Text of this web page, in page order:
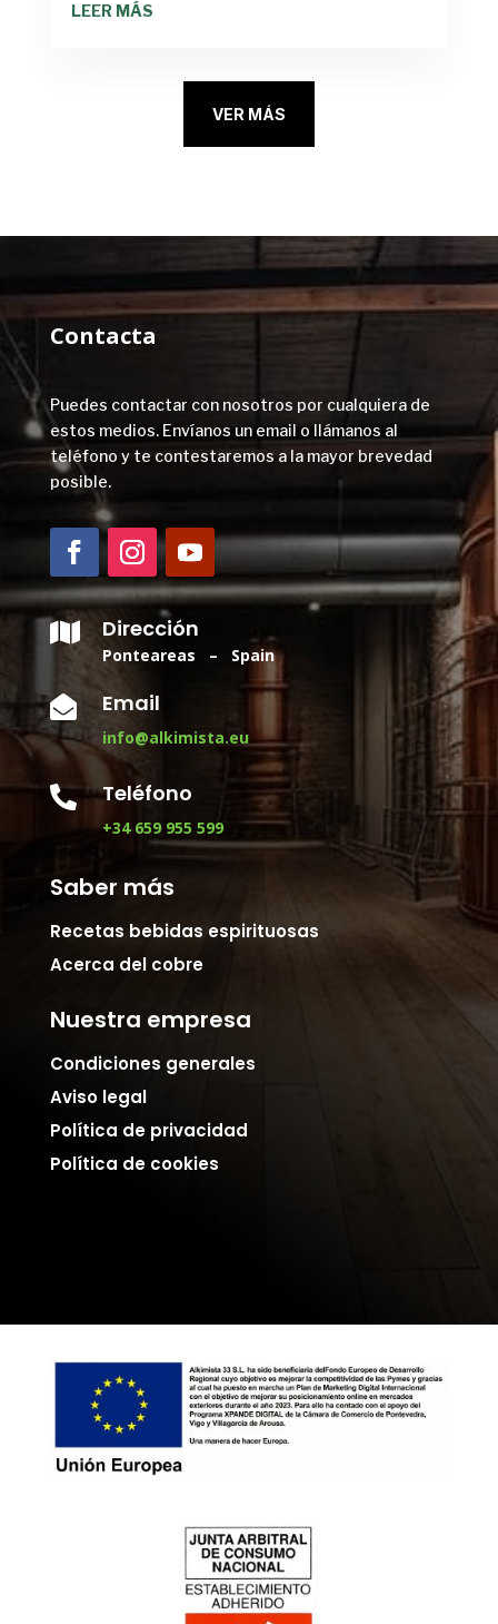
LEER MÁS
VER MÁS
Contacta
Puedes contactar con nosotros por cualquiera de
estos medios. Envíanos un email o llámanos al
teléfono y te contestaremos a la mayor brevedad
posible.
 Dirección
Ponteareas – Spain
 Email
info@alkimista.eu
 Teléfono
+34 659 955 599
Saber más
Recetas bebidas espirituosas
Acerca del cobre
Nuestra empresa
Condiciones generales
Aviso legal
Política de privacidad
Política de cookies